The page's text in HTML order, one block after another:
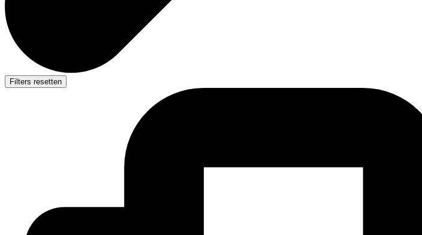
Filters resetten